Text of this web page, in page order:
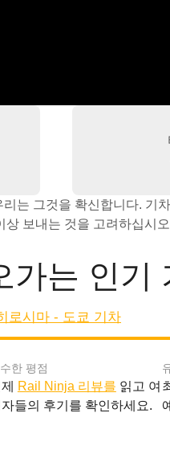
는 그것을 확신합니다. 기
보내는 것을 고려하십시
가는 인기
로시마 - 도쿄 기차
한 평점
Rail Ninja 리뷰를 읽고 여
들의 후기를 확인하세요.